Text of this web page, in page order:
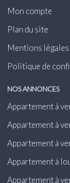
Mon compte
Plan du site
Mentions légales
Politique de
NOS ANNONCES
Appartement à
Appartement à
Appartement à
Appartement à
Appartement à